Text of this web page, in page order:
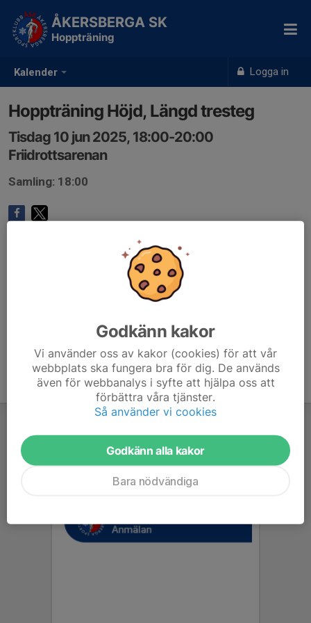
Kalender Logga in
ÅKERSBERGA SK
Hoppträning
Hoppträning Höjd, Längd tresteg
Tisdag 10 jun 2025, 18:00-20:00
Friidrottsarenan
Samling: 18:00
Godkänn kakor
Vi använder oss av kakor (cookies) för att vår
webbplats ska fungera bra för dig. De används
även för webbanalys i syfte att hjälpa oss att
förbättra våra tjänster.
Så använder vi cookies
Godkänn alla kakor
Bara nödvändiga